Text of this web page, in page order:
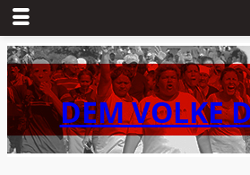
Zum
Inhalt
springenDEM VOLKE